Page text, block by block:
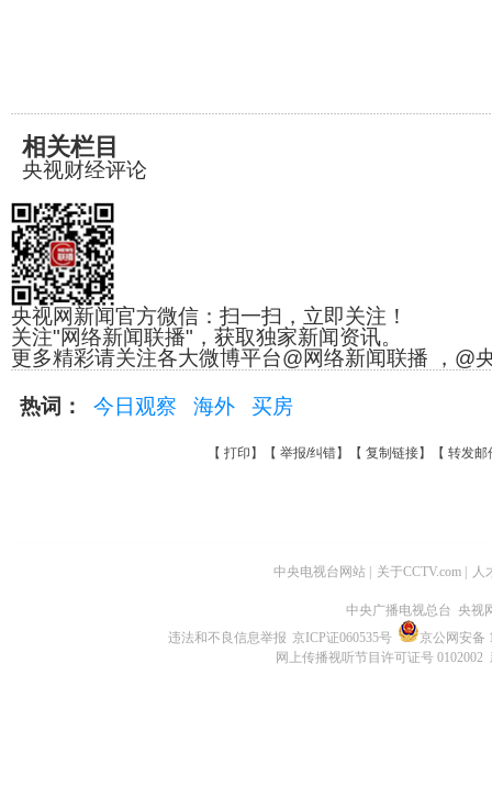
相关栏目
央视财经评论
央视网新闻官方微信：扫一扫，立即关注！
关注"网络新闻联播"，获取独家新闻资讯。
更多精彩请关注各大微博平台@网络新闻联播 ，@
热词： 今日观察 海外 买房
【 打印 】【 举报/纠错】【 复制链接】【 转发邮
中央电视台网站 关于CCTV.com 人
中央广播电视总台 央视
违法和不良信息举报 京ICP证060535号
京公网安备
网上传播视听节目许可证号 0102002